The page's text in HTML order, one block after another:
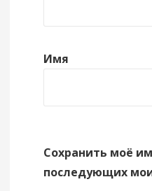
Имя
Сохранить моё
последующих